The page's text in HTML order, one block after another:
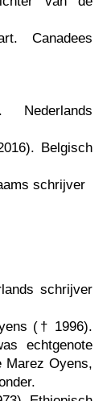
Canadees
Nederlands
). Belgisch
schrijver
schrijver
(† 1996).
echtgenote
Marez Oyens,